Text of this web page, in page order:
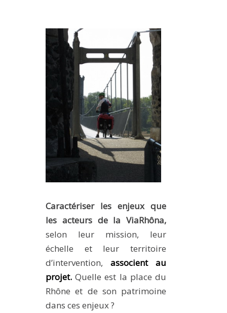
Caractériser les enjeux que
les acteurs de la ViaRhôna,
selon leur mission, leur
échelle et leur territoire
d’intervention, associent au
projet. Quelle est la place du
Rhône et de son patrimoine
dans ces enjeux ?